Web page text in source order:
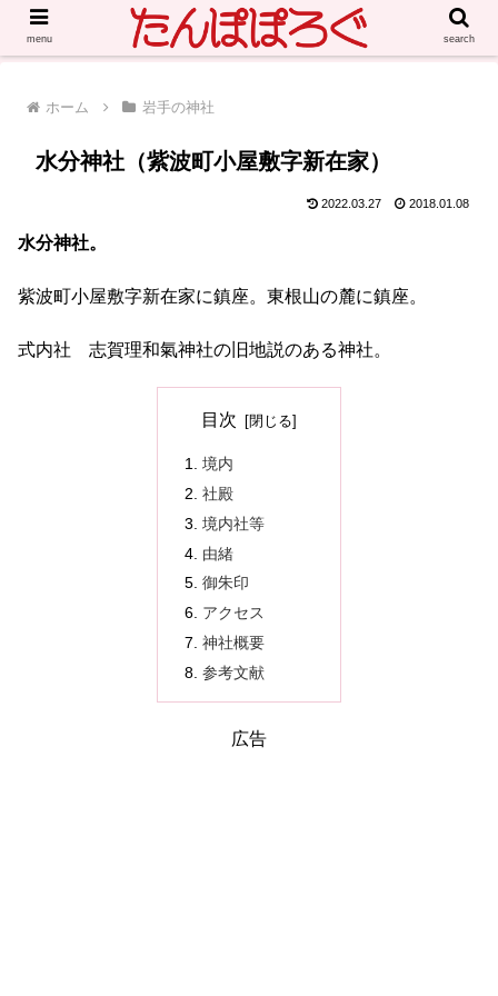
ホーム 岩手の神社
水分神社（紫波町小屋敷字新在家）
2022.03.27 2018.01.08
水分神社。
紫波町小屋敷字新在家に鎮座。東根山の麓に鎮座。
式内社 志賀理和氣神社の旧地説のある神社。
目次
境内
社殿
境内社等
由緒
御朱印
アクセス
神社概要
参考文献
広告
menu search